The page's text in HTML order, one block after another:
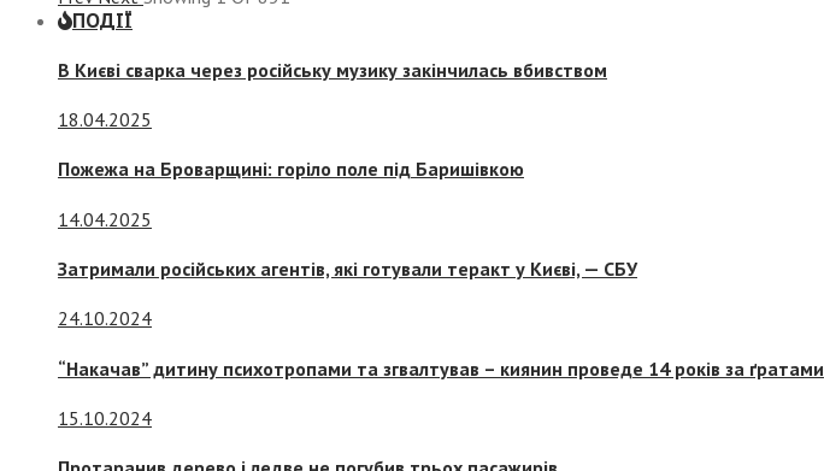
ПОДІЇ
В Києві сварка через російську музику закінчилась вбивством
18.04.2025
Пожежа на Броварщині: горіло поле під Баришівкою
14.04.2025
Затримали російських агентів, які готували теракт у Києві, — СБУ
24.10.2024
“Накачав” дитину психотропами та згвалтував – киянин проведе 14 років за ґратами
15.10.2024